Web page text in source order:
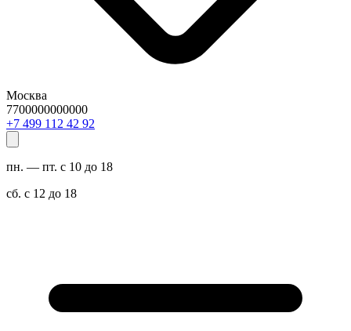
Москва
7700000000000
29 24 211 994 7+
пн. — пт. с 10 до 18
сб. с 12 до 18